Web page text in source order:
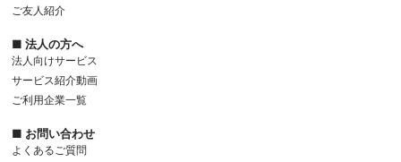
ご友人紹介
■ 法人の方へ
法人向けサービス
サービス紹介動画
ご利用企業一覧
■ お問い合わせ
よくあるご質問